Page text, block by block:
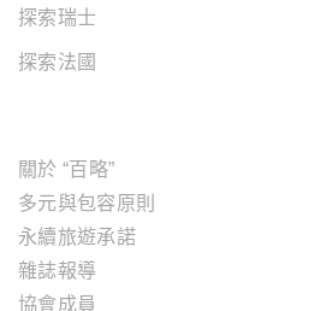
探索瑞士
探索法國
關於 “百略”
多元與包容原則
永續旅遊承諾
雜誌報導
協會成員